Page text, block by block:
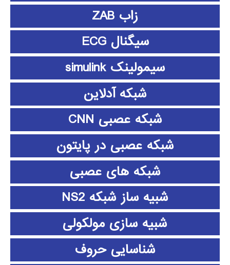
زاب ZAB
سیگنال ECG
سیمولینک simulink
شبکه آدلاین
شبکه عصبی CNN
شبکه عصبی در پایتون
شبکه های عصبی
شبیه ساز شبکه NS2
شبیه سازی مولکولی
شناسایی حروف